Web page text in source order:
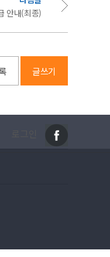
안내(최종)
글쓰기